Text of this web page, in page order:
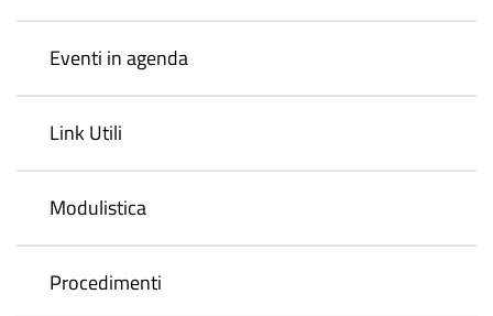
Eventi in agenda
Link Utili
Modulistica
Procedimenti